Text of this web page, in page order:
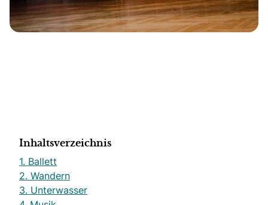
Inhaltsverzeichnis
1. Ballett
2. Wandern
3. Unterwasser